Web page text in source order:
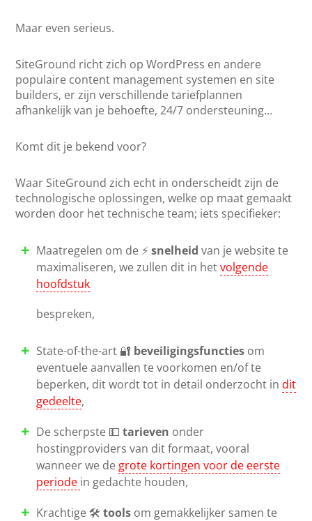
Maar even serieus.
SiteGround richt zich op WordPress en andere
populaire content management systemen en site
builders, er zijn verschillende tariefplannen
afhankelijk van je behoefte, 24/7 ondersteuning…
Komt dit je bekend voor?
Waar SiteGround zich echt in onderscheidt zijn de
technologische oplossingen, welke op maat gemaakt
worden door het technische team; iets specifieker:
Maatregelen om de ⚡snelheidvan je website te
maximaliseren, we zullen dit in hetvolgende
hoofdstuk
bespreken,
State-of-the-art 🔐 beveiligingsfuncties om
eventuele aanvallen te voorkomen en/of te
beperken, dit wordt tot in detail onderzocht indit
gedeelte,
De scherpste 💵tarieven onder
hostingproviders van dit formaat, vooral
wanneer we de grote kortingen voor de eerste
periode in gedachte houden,
Krachtige 🛠️tools om gemakkelijker samen te